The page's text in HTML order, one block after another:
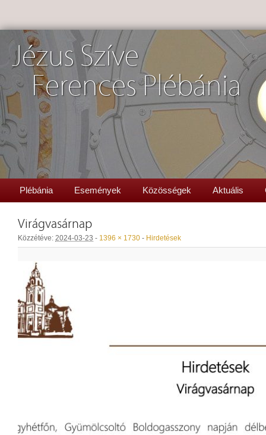
Jézus Szíve
Ferences Plébánia
Plébánia Események Közösségek Aktuális
Virágvasárnap
Közzétéve: 2024-03-23 - 1396 × 1730 - Hirdetések